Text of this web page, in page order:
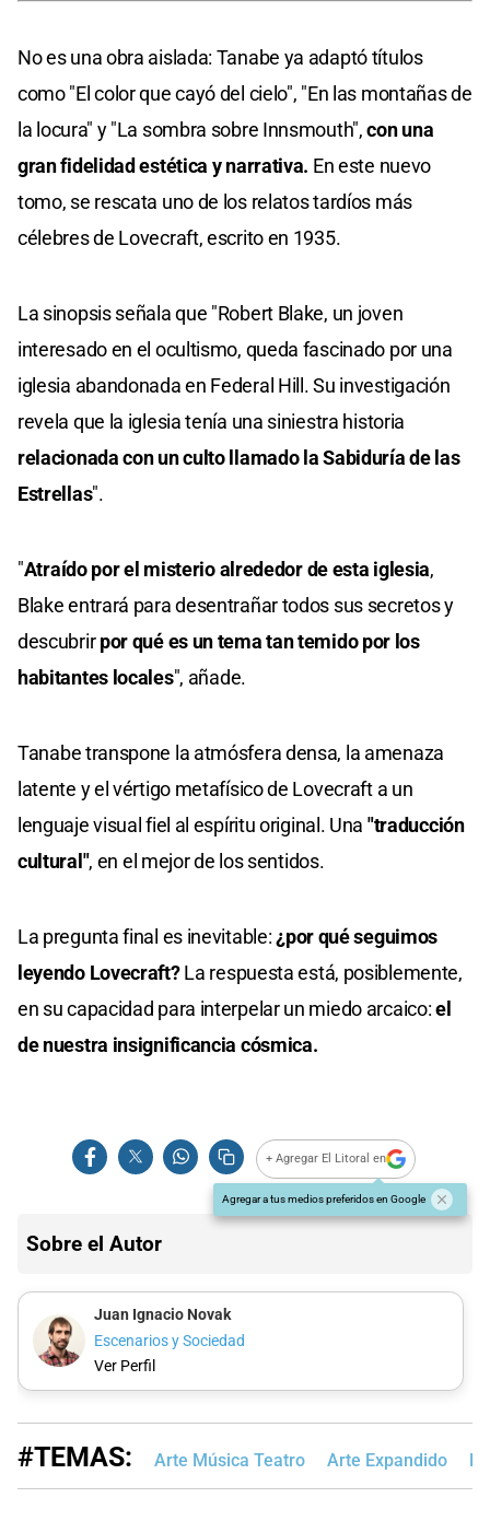
No es una obra aislada: Tanabe ya adaptó títulos
como "El color que cayó del cielo", "En las montañas de
la locura" y "La sombra sobre Innsmouth",con una
gran fidelidad estética y narrativa. En este nuevo
tomo, se rescata uno de los relatos tardíos más
célebres de Lovecraft, escrito en 1935.
La sinopsis señala que "Robert Blake, un joven
interesado en el ocultismo, queda fascinado por una
iglesia abandonada en Federal Hill. Su investigación
revela que la iglesia tenía una siniestra historia
relacionada con un culto llamado la Sabiduría de las
Estrellas".
"Atraído por el misterio alrededor de esta iglesia,
Blake entrará para desentrañar todos sus secretos y
descubrirpor qué es un tema tan temido por los
habitantes locales", añade.
Tanabe transpone la atmósfera densa, la amenaza
latente y el vértigo metafísico de Lovecraft a un
lenguaje visual fiel al espíritu original. Una "traducción
cultural", en el mejor de los sentidos.
La pregunta final es inevitable:¿por qué seguimos
leyendo Lovecraft?La respuesta está, posiblemente,
en su capacidad para interpelar un miedo arcaico:el
de nuestra insignificancia cósmica.
+ Agregar El Litoral en
Agregar a tus medios preferidos en Google
Sobre el Autor
Juan Ignacio Novak
Escenarios y Sociedad
Ver Perfil
#TEMAS: Arte Música Teatro Arte Expandido